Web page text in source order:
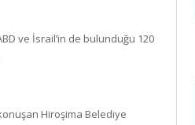
ve İsrail’in de bulunduğu 120
Hiroşima Belediye